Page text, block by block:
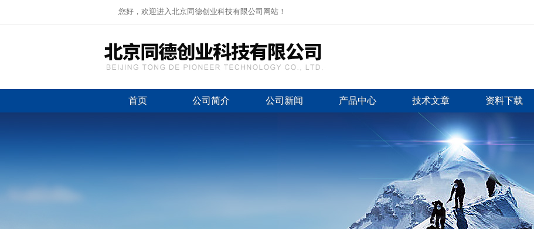
您好，欢迎进入北京同德创业科技有限公司网站！
首页 公司简介 公司新闻 产品中心 技术文章 资料下载